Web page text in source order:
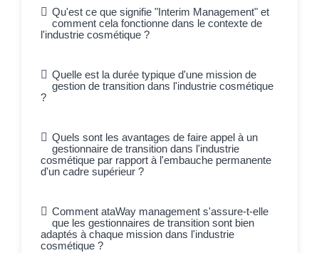
Qu'est ce que signifie "Interim Management" et
comment cela fonctionne dans le contexte de
l'industrie cosmétique ?
Quelle est la durée typique d'une mission de
gestion de transition dans l'industrie cosmétique
?
Quels sont les avantages de faire appel à un
gestionnaire de transition dans l'industrie
cosmétique par rapport à l'embauche permanente
d'un cadre supérieur ?
Comment ataWay management s'assure-t-elle
que les gestionnaires de transition sont bien
adaptés à chaque mission dans l'industrie
cosmétique ?